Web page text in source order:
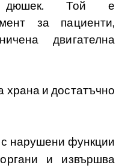
дюшек. Той е
за пациенти,
двигателна
и достатъчно
нарушени функции
и извършва